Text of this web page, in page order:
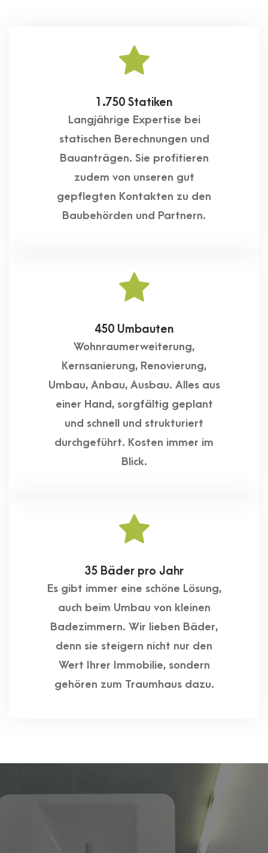
1.750 Statiken
Langjährige Expertise bei
statischen Berechnungen und
Bauanträgen. Sie profitieren
zudem von unseren gut
gepflegten Kontakten zu den
Baubehörden und Partnern.
450 Umbauten
Wohnraumerweiterung,
Kernsanierung, Renovierung,
Umbau, Anbau, Ausbau. Alles aus
einer Hand, sorgfältig geplant
und schnell und strukturiert
durchgeführt. Kosten immer im
Blick.
35 Bäder pro Jahr
Es gibt immer eine schöne Lösung,
auch beim Umbau von kleinen
Badezimmern. Wir lieben Bäder,
denn sie steigern nicht nur den
Wert Ihrer Immobilie, sondern
gehören zum Traumhaus dazu.